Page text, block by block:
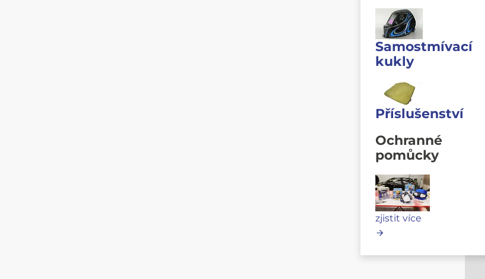
Samostmívací
kukly
Příslušenství
Ochranné
pomůcky
zjistit více